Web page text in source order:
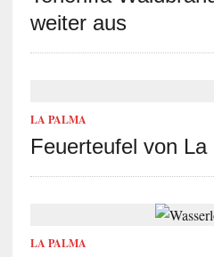
weiter aus
LA PALMA
Feuerteufel von
LA PALMA